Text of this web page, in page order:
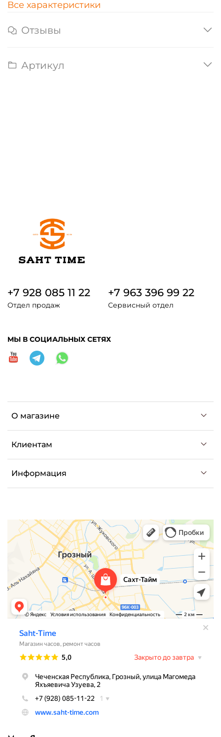
Все характеристики
Отзывы
Артикул
О магазине
Клиентам
Информация
+7 928 085 11 22
Отдел продаж
+7 963 396 99 22
Сервисный отдел
МЫ В СОЦИАЛЬНЫХ СЕТЯХ